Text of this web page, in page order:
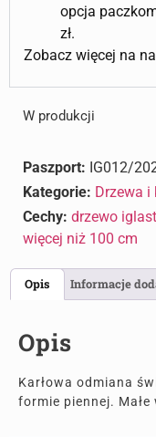
opcja
zł.
Zobacz więcej na
W produkcji
Paszport: IG012/
Kategorie: Drzewa
Cechy: drzewo
więcej niż 100 cm
Opis Informacje
Opis
Karłowa odmiana
formie piennej.